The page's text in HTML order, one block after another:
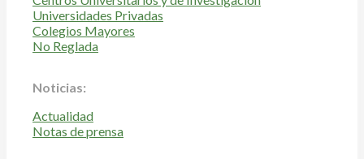
Universidades Privadas
Colegios Mayores
No Reglada
Noticias:
Actualidad
Notas de prensa